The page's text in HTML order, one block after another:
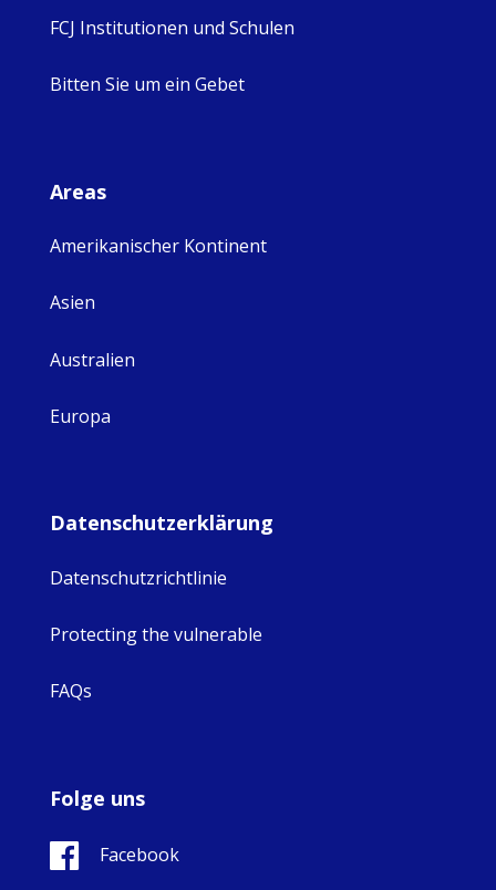
FCJ Institutionen und Schulen
Bitten Sie um ein Gebet
Areas
Amerikanischer Kontinent
Asien
Australien
Europa
Datenschutzerklärung
Datenschutzrichtlinie
Protecting the vulnerable
FAQs
Folge uns
Facebook